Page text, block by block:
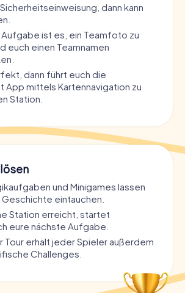
dann kann
ist es, ein Teamfoto zu
euch einen Teamnamen
dann führt euch die
App mittels Kartennavigation zu
Station.
und Minigames lassen
Geschichte eintauchen.
Station erreicht, startet
eure nächste Aufgabe.
Tour erhält jeder Spieler außerdem
Challenges.